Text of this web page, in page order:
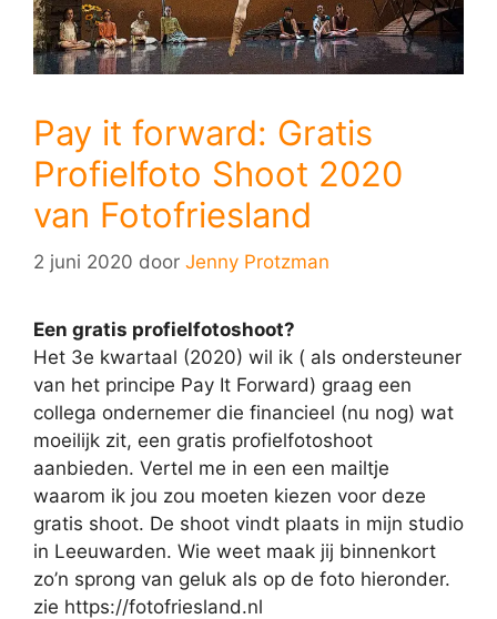
Pay it forward: Gratis
Profielfoto Shoot 2020
van Fotofriesland
2 juni 2020 door Jenny Protzman
Een gratis profielfotoshoot?
Het 3e kwartaal (2020) wil ik ( als ondersteuner
van het principe Pay It Forward) graag een
collega ondernemer die financieel (nu nog) wat
moeilijk zit, een gratis profielfotoshoot
aanbieden. Vertel me in een een mailtje
waarom ik jou zou moeten kiezen voor deze
gratis shoot. De shoot vindt plaats in mijn studio
in Leeuwarden. Wie weet maak jij binnenkort
zo’n sprong van geluk als op de foto hieronder.
zie https://fotofriesland.nl